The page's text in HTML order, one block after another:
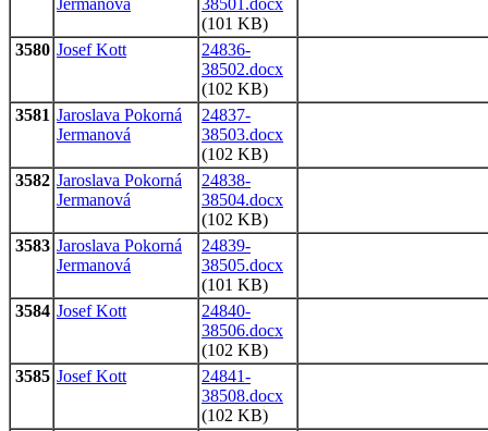
Jermanová
38501.docx
(101 KB)
3580 Josef Kott
24836-
38502.docx
(102 KB)
3581 Jaroslava Pokorná
Jermanová
24837-
38503.docx
(102 KB)
3582 Jaroslava Pokorná
Jermanová
24838-
38504.docx
(102 KB)
3583 Jaroslava Pokorná
Jermanová
24839-
38505.docx
(101 KB)
3584 Josef Kott
24840-
38506.docx
(102 KB)
3585 Josef Kott
24841-
38508.docx
(102 KB)